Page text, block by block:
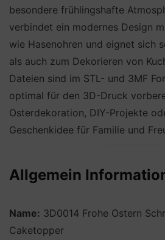
besondere frühlingshafte
verbindet ein modernes Design
wie Hasenohren und eignet sich
als auch zum Dekorieren von
Dateien sind im STL- und 3MF
optimal für den 3D-Druck
Osterdekoration, DIY-Projekte
Geschenkidee für Familie und
Allgemein
Name: 3D0014 Frohe Ostern
Caketopper